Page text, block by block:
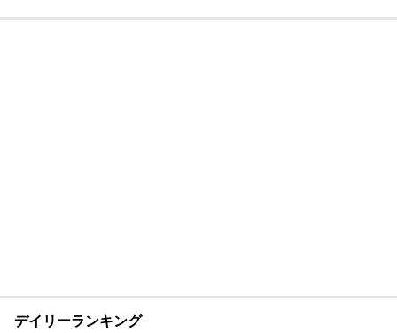
デイリーランキング